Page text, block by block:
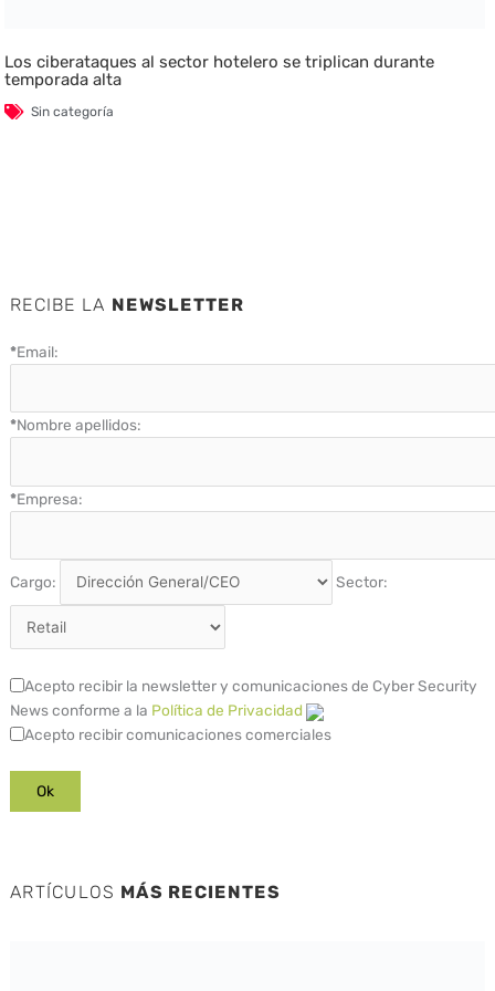
Los ciberataques al sector hotelero se triplican durante
temporada alta
Sin categoría
RECIBE LA NEWSLETTER
*Email:
*Nombre apellidos:
*Empresa:
Cargo: Sector:
Acepto recibir la newsletter y comunicaciones de Cyber Security
News conforme a la Política de Privacidad
Acepto recibir comunicaciones comerciales
ARTÍCULOS MÁS RECIENTES